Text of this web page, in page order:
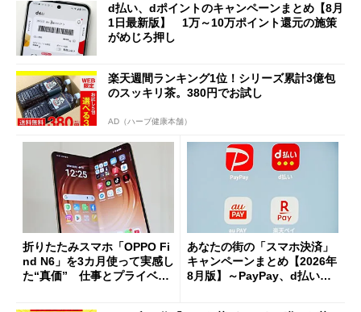
d払い、dポイントのキャンペーンまとめ【8月
1日最新版】 1万～10万ポイント還元の施策
がめじろ押し
楽天週間ランキング1位！シリーズ累計3億包
のスッキリ茶。380円でお試し
AD（ハーブ健康本舗）
折りたたみスマホ「OPPO Fi
nd N6」を3カ月使って実感し
た“真価” 仕事とプライベー
あなたの街の「スマホ決済」
キャンペーンまとめ【2026年
8月版】～PayPay、d払い、a